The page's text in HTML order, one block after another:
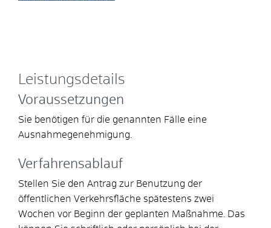
Leistungsdetails
Voraussetzungen
Sie benötigen für die genannten Fälle eine
Ausnahmegenehmigung.
Verfahrensablauf
Stellen Sie den Antrag zur Benutzung der
öffentlichen Verkehrsfläche spätestens zwei
Wochen vor Beginn der geplanten Maßnahme. Das